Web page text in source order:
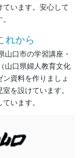
います。安心して
れから
山口市の学習講座・
山口県婦人教育文化
資料を作りましょ
を設けています。
います。